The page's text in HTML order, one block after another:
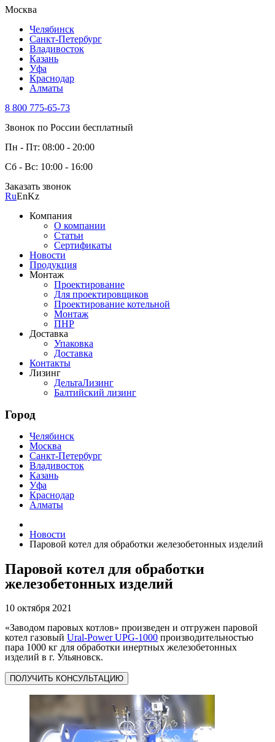
Москва
Челябинск
Санкт-Петербург
Владивосток
Казань
Уфа
Краснодар
Алматы
8 800 775-65-73
Звонок по России бесплатный
Пн - Пт: 08:00 - 20:00
Сб - Вс: 10:00 - 16:00
Заказать звонок
RuEnKz
Компания
О компании
Статьи
Сертификаты
Новости
Продукция
Монтаж
Проектирование
Для проектировщиков
Проектирование котельной
Монтаж
ПНР
Доставка
Упаковка
Доставка
Контакты
Лизинг
ДельтаЛизинг
Балтийский лизинг
Город
Челябинск
Москва
Санкт-Петербург
Владивосток
Казань
Уфа
Краснодар
Алматы
Новости
Паровой котел для обработки железобетонных изделий
Паровой котел для обработки
железобетонных изделий
10 октября 2021
«Заводом паровых котлов» произведен и отгружен паровой
котел газовый Ural-Power UPG-1000 производительностью
пара 1000 кг для обработки инертных железобетонных
изделий в г. Ульяновск.
ПОЛУЧИТЬ КОНСУЛЬТАЦИЮ